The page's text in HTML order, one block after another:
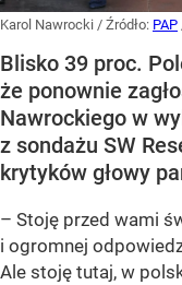
Karol Nawrocki / Źródło: PAP
Blisko 39 proc.
że ponownie
Nawrockiego w
z sondażu SW
krytyków głowy
– Stoję przed wami
i ogromnej
Ale stoję tutaj, w